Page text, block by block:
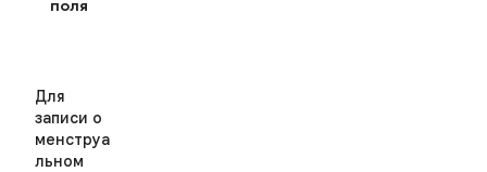
поля
Для
записи о
менструа
льном